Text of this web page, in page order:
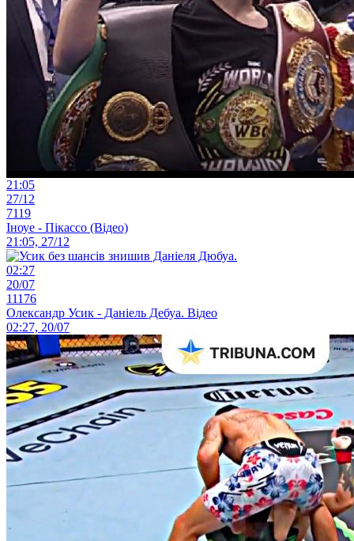
21:05
27/12
7119
Іноуе - Пікассо (Відео)
21:05, 27/12
02:27
20/07
11176
Олександр Усик - Даніель Дебуа. Відео
02:27, 20/07